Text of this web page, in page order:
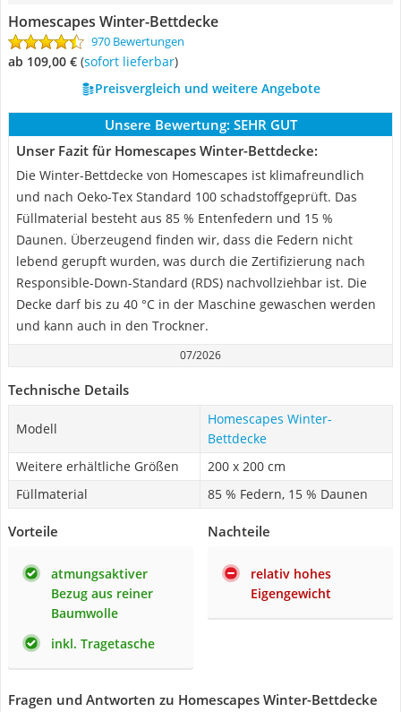
Homescapes Winter-Bettdecke
970 Bewertungen
ab 109,00 € ( Sofort lieferbar)
Preisvergleich und weitere Angebote
Unsere Bewertung: SEHR GUT
Unser Fazit für Homescapes Winter-Bettdecke:
Die Winter-Bettdecke von Homescapes ist klimafreundlich
und nach Oeko-Tex Standard 100 schadstoffgeprüft. Das
Füllmaterial besteht aus 85 % Entenfedern und 15 %
Daunen. Überzeugend finden wir, dass die Federn nicht
lebend gerupft wurden, was durch die Zertifizierung nach
Responsible-Down-Standard (RDS) nachvollziehbar ist. Die
Decke darf bis zu 40 °C in der Maschine gewaschen werden
und kann auch in den Trockner.
07/2026
Technische Details
Modell
Homescapes Winter-
Bettdecke
Weitere erhältliche Größen
200 x 200 cm
Füllmaterial
85 % Federn, 15 % Daunen
Vorteile
atmungsaktiver
Bezug aus reiner
Baumwolle
inkl. Tragetasche
Nachteile
relativ hohes
Eigengewicht
Fragen und Antworten zu Homescapes Winter-Bettdecke